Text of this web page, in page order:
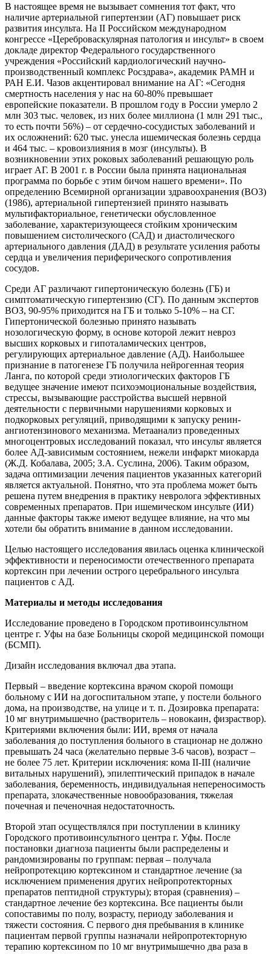
В настоящее время не вызывает сомнения тот факт, что
наличие артериальной гипертензии (АГ) повышает риск
развития инсульта. На II Российском международном
конгрессе «Цереброваскулярная патология и инсульт» в своем
докладе директор Федерального государственного
учреждения «Российский кардиологический научно-
производственный комплекс Росздрава», академик РАМН и
РАН Е.И. Чазов акцентировал внимание на АГ: «Сегодня
смертность населения у нас на 60-80% превышает
европейские показатели. В прошлом году в России умерло 2
млн 303 тыс. человек, из них более миллиона (1 млн 291 тыс.,
то есть почти 56%) – от сердечно-сосудистых заболеваний и
их осложнений: 620 тыс. унесла ишемическая болезнь сердца
и 464 тыс. – кровоизлияния в мозг (инсульты). В
возникновении этих роковых заболеваний решающую роль
играет АГ. В 2001 г. в России была принята национальная
программа по борьбе с этим бичом нашего времени». По
определению Всемирной организации здравоохранения (ВОЗ)
(1986), артериальной гипертензией принято называть
мультифакториальное, генетически обусловленное
заболевание, характеризующееся стойким хроническим
повышением систолического (САД) и диастолического
артериального давления (ДАД) в результате усиления работы
сердца и увеличения периферического сопротивления
сосудов.
Среди АГ различают гипертоническую болезнь (ГБ) и
симптоматическую гипертензию (СГ). По данным экспертов
ВОЗ, 90-95% приходится на ГБ и только 5-10% – на СГ.
Гипертонической болезнью принято называть
нозологическую форму, в основе которой лежит невроз
высших корковых и гипоталамических центров,
регулирующих артериальное давление (АД). Наибольшее
признание в патогенезе ГБ получила нейрогенная теория
Ланга, по которой среди этиологических факторов ГБ
ведущее значение имеют психоэмоциональные воздействия,
стрессы, вызывающие расстройства высшей нервной
деятельности с первичными нарушениями корковых и
подкорковых регуляций, приводящими к запуску ренин-
ангиотензинового механизма. Метаанализ проведенных
многоцентровых исследований показал, что инсульт является
более АД-зависимым состоянием, нежели инфаркт миокарда
(Ж.Д. Кобалава, 2005; З.А. Суслина, 2006). Таким образом,
задача оптимизации лечения пациентов указанных категорий
является актуальной. Понятно, что эта проблема может быть
решена путем внедрения в практику невролога эффективных
современных препаратов. При ишемическом инсульте (ИИ)
данные факторы также имеют ведущее влияние, на что мы
хотели бы обратить внимание в данном исследовании.
Целью настоящего исследования явилась оценка клинической
эффективности и переносимости отечественного препарата
кортексин при лечении острого церебрального инсульта
пациентов с АД.
Материалы и методы исследования
Исследование проведено в Городском противоинсультном
центре г. Уфы на базе Больницы скорой медицинской помощи
(БСМП).
Дизайн исследования включал два этапа.
Первый – введение кортексина врачом скорой помощи
больному с ИИ на догоспитальном этапе, у постели больного
дома, на производстве, на улице и т. п. Дозировка препарата:
10 мг внутримышечно (растворитель – новокаин, физраствор).
Критериями включения были: ИИ, время от начала
заболевания до поступления больного в стационар не должно
превышать 24 часа (желательно первые 3-6 часов), возраст –
не более 75 лет. Критерии исключения: кома II-III (наличие
витальных нарушений), эпилептический припадок в начале
заболевания, беременность, индивидуальная непереносимость
препарата, злокачественные новообразования, тяжелая
почечная и печеночная недостаточность.
Второй этап осуществлялся при поступлении в клинику
Городского противоинсультного центра г. Уфы. После
постановки диагноза пациенты были распределены и
рандомизированы по группам: первая – получала
нейропротекцию кортексином и стандартное лечение (за
исключением применения других нейропротекторных
препаратов пептидной структуры); вторая (сравнения) –
стандартное лечение без кортексина. Все пациенты были
сопоставимы по полу, возрасту, периоду заболевания и
тяжести состояния. С первого дня пребывания в клинике
пациентам первой группы назначали нейропротекторную
терапию кортексином по 10 мг внутримышечно два раза в